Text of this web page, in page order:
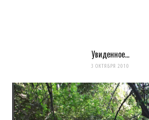
Сохранить моё имя, email и адрес сайта в
Уведомить меня о новых комментариях по
Уведомлять меня о новых записях почтой.
Увиденное…
3 ОКТЯБРЯ 2010